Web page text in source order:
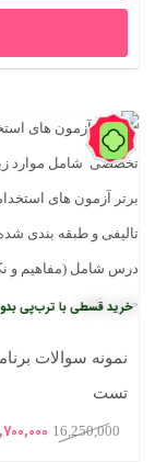
83%
قسطی با ترب‌پی بدون
تست
16,250,000 قیمت